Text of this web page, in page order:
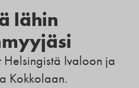
lähin
Helsingistä Ivaloon ja
Kokkolaan.